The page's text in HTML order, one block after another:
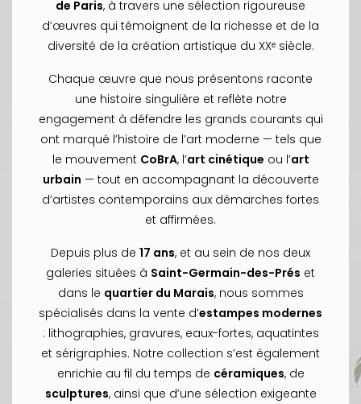
de Paris, à travers une sélection rigoureuse
d’œuvres qui témoignent de la richesse et de la
diversité de la création artistique du XXᵉ siècle.
Chaque œuvre que nous présentons raconte
une histoire singulière et reflète notre
engagement à défendre les grands courants qui
ont marqué l’histoire de l’art moderne — tels que
le mouvement CoBrA, l’art cinétique ou l’art
urbain — tout en accompagnant la découverte
d’artistes contemporains aux démarches fortes
et affirmées.
Depuis plus de 17 ans, et au sein de nos deux
galeries situées à Saint-Germain-des-Prés et
dans le quartier du Marais, nous sommes
spécialisés dans la vente d’estampes modernes
: lithographies, gravures, eaux-fortes, aquatintes
et sérigraphies. Notre collection s’est également
enrichie au fil du temps de céramiques, de
sculptures, ainsi que d’une sélection exigeante